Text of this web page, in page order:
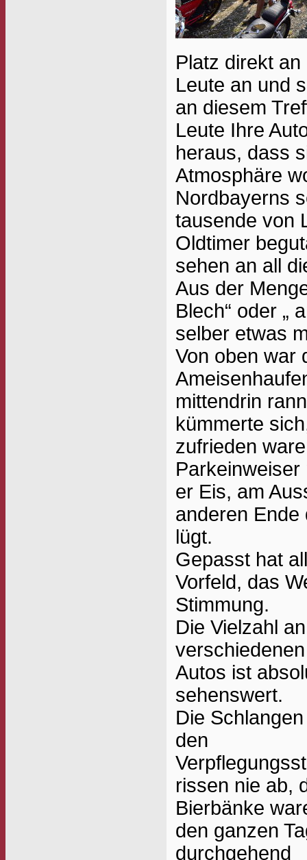
Platz direkt
Leute an und
an diesem
Leute Ihre
heraus, dass
Atmosphäre
Nordbayerns
tausende von
Oldtimer
sehen an all
Aus der
Blech“ oder „
selber etwas
Von oben war
mittendrin
kümmerte
zufrieden
er Eis, am
anderen Ende
lügt.
Gepasst hat
Vorfeld, das
Stimmung.
Die Vielzahl an
verschiedenen
Autos ist
sehenswert.
Die
den
rissen nie ab,
Bierbänke
den ganzen
durchgehend